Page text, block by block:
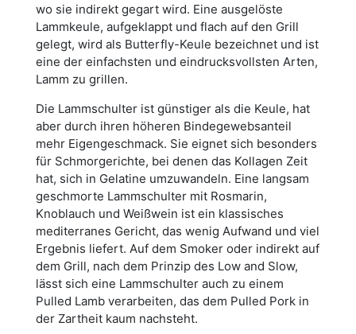
wo sie indirekt gegart wird. Eine ausgelöste
Lammkeule, aufgeklappt und flach auf den Grill
gelegt, wird als Butterfly-Keule bezeichnet und ist
eine der einfachsten und eindrucksvollsten Arten,
Lamm zu grillen.
Die Lammschulter ist günstiger als die Keule, hat
aber durch ihren höheren Bindegewebsanteil
mehr Eigengeschmack. Sie eignet sich besonders
für Schmorgerichte, bei denen das Kollagen Zeit
hat, sich in Gelatine umzuwandeln. Eine langsam
geschmorte Lammschulter mit Rosmarin,
Knoblauch und Weißwein ist ein klassisches
mediterranes Gericht, das wenig Aufwand und viel
Ergebnis liefert. Auf dem Smoker oder indirekt auf
dem Grill, nach dem Prinzip des Low and Slow,
lässt sich eine Lammschulter auch zu einem
Pulled Lamb verarbeiten, das dem Pulled Pork in
der Zartheit kaum nachsteht.